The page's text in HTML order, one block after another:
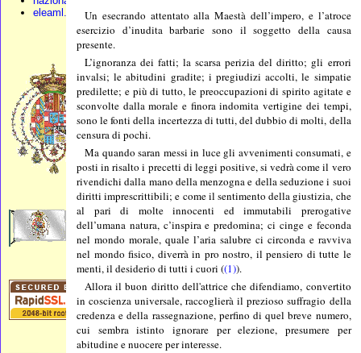
eleaml.altervistaUn esecrando attentato alla Maestà dell’impero, e l’atroce
esercizio d’inudita barbarie sono il soggetto della causa
presente.
L’ignoranza dei fatti; la scarsa perizia del diritto; gli errori
invalsi; le abitudini gradite; i pregiudizi accolti, le simpatie
predilette; e più di tutto, le preoccupazioni di spirito agitate e
sconvolte dalla morale e finora indomita vertigine dei tempi,
sono le fonti della incertezza di tutti, del dubbio di molti, della
censura di pochi.
Ma quando saran messi in luce gli avvenimenti consumati, e
posti in risalto i precetti di leggi positive, si vedrà come il vero
rivendichi dalla mano della menzogna e della seduzione i suoi
diritti imprescrittibili; e come il sentimento della giustizia, che
al pari di molte innocenti ed immutabili prerogative
dell’umana natura, c’inspira e predomina; ci cinge e feconda
nel mondo morale, quale l’aria salubre ci circonda e ravviva
nel mondo fisico, diverrà in pro nostro, il pensiero di tutte le
menti, il desiderio di tutti i cuori ((1)).
Allora il buon diritto dell'attrice che difendiamo, convertito
in coscienza universale, raccoglierà il prezioso suffragio della
credenza e della rassegnazione, perfino di quel breve numero,
cui sembra istinto ignorare per elezione, presumere per
abitudine e nuocere per interesse.